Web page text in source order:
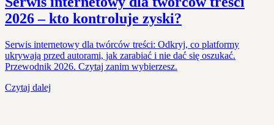
2026 – kto kontroluje zyski?
Serwis internetowy dla twórców treści: Odkryj, co platformy
ukrywają przed autorami, jak zarabiać i nie dać się oszukać.
Przewodnik 2026. Czytaj zanim wybierzesz.
Czytaj dalej